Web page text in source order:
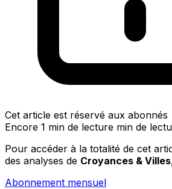
Cet article est réservé aux abonnés
Encore 1 min de lecture min de
Pour accéder à la totalité de cet
des analyses de Croyances & Villes
Abonnement mensuel